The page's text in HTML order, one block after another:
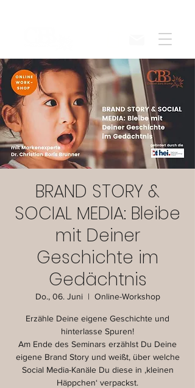
BRAND STORY &
SOCIAL MEDIA: Bleibe
mit Deiner
Geschichte im
Gedächtnis
Do., 06. Juni
  |
Online-Workshop
Erzähle Deine eigene Geschichte und
hinterlasse Spuren!
Am Ende des Seminars erzählst Du Deine
eigene Brand Story und weißt, über welche
Social Media-Kanäle Du diese in ‚kleinen
Häppchen‘ verpackst.